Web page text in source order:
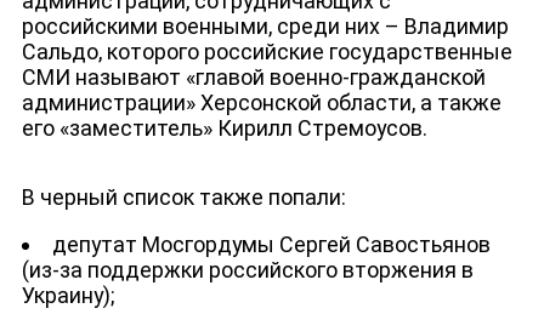
российскими военными, среди них – Владимир
Сальдо, которого российские государственные
СМИ называют «главой военно-гражданской
администрации» Херсонской области, а также
его «заместитель» Кирилл Стремоусов.
В черный список также попали:
депутат Мосгордумы Сергей Савостьянов
(из-за поддержки российского вторжения в
Украину);